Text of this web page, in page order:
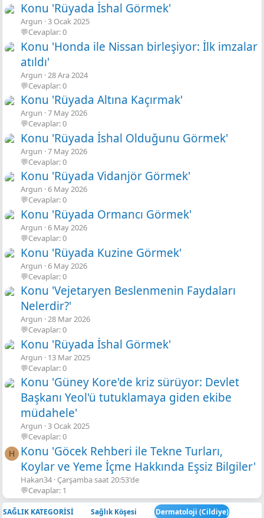
Konu 'Rüyada İshal Görmek'
Argun 3 Ocak 2025
💬Cevaplar: 0
Konu 'Honda ile Nissan birleşiyor: İlk imzalar
atıldı'
Argun 28 Ara 2024
💬Cevaplar: 0
Konu 'Rüyada Altına Kaçırmak'
Argun 7 May 2026
💬Cevaplar: 0
Konu 'Rüyada İshal Olduğunu Görmek'
Argun 7 May 2026
💬Cevaplar: 0
Konu 'Rüyada Vidanjör Görmek'
Argun 6 May 2026
💬Cevaplar: 0
Konu 'Rüyada Ormancı Görmek'
Argun 6 May 2026
💬Cevaplar: 0
Konu 'Rüyada Kuzine Görmek'
Argun 6 May 2026
💬Cevaplar: 0
Konu 'Vejetaryen Beslenmenin Faydaları
Nelerdir?'
Argun 28 Mar 2026
💬Cevaplar: 0
Konu 'Rüyada İshal Görmek'
Argun
13 Mar 2025
💬Cevaplar: 0
Konu 'Güney Kore'de kriz sürüyor: Devlet
Başkanı Yeol'ü tutuklamaya giden ekibe
müdahele'
Argun 3 Ocak 2025
💬Cevaplar: 0
H
Konu 'Göcek Rehberi ile Tekne Turları,
Koylar ve Yeme İçme Hakkında Eşsiz Bilgiler'
Hakan34 Çarşamba saat 20:53'de
💬Cevaplar: 1
SAĞLIK KATEGORİSİ Sağlık Köşesi Dermatoloji (Cildiye)